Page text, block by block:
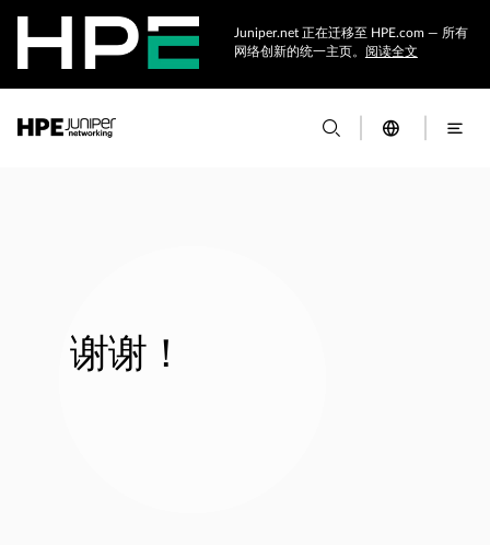
Juniper.net 正在迁移至 HPE.com — 所有
网络创新的统一主页。 阅读全文
谢谢！